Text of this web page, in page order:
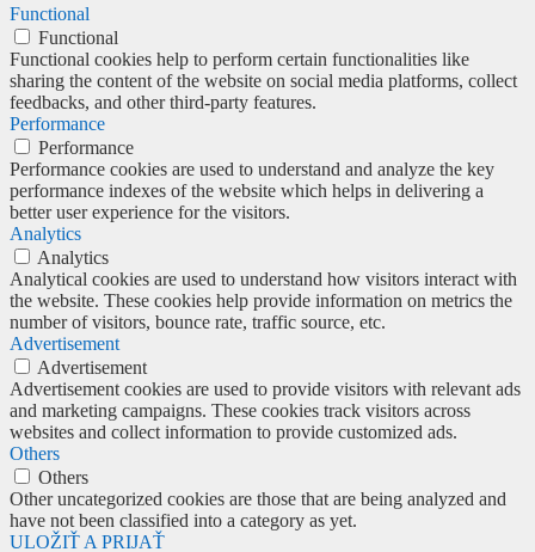
Functional
Functional
Functional cookies help to perform certain functionalities like
sharing the content of the website on social media platforms, collect
feedbacks, and other third-party features.
Performance
Performance
Performance cookies are used to understand and analyze the key
performance indexes of the website which helps in delivering a
better user experience for the visitors.
Analytics
Analytics
Analytical cookies are used to understand how visitors interact with
the website. These cookies help provide information on metrics the
number of visitors, bounce rate, traffic source, etc.
Advertisement
Advertisement
Advertisement cookies are used to provide visitors with relevant ads
and marketing campaigns. These cookies track visitors across
websites and collect information to provide customized ads.
Others
Others
Other uncategorized cookies are those that are being analyzed and
have not been classified into a category as yet.
ULOŽIŤ A PRIJAŤ